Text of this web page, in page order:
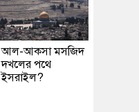
আল-আকসা মসজিদ
দখলের পথে
ইসরাইল?